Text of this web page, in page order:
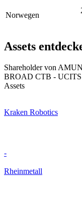
Norwegen
Assets
Shareholder von
BROAD CTB - UCITS
Assets
Kraken Robotics
-
Rheinmetall